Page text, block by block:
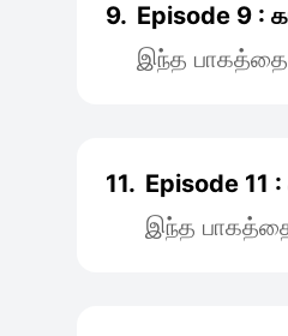
9. Episode 9 :
இந்த பாகத்தை
11. Episode 11
இந்த